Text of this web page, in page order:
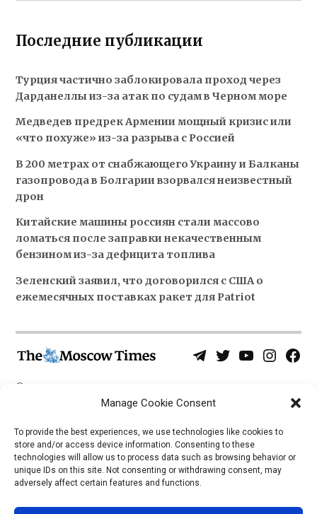
Manage Cookie Consent
To provide the best experiences, we use technologies like cookies to
store and/or access device information. Consenting to these
technologies will allow us to process data such as browsing behavior or
unique IDs on this site. Not consenting or withdrawing consent, may
adversely affect certain features and functions.
Последние публикации
Турция частично заблокировала проход через
Дарданеллы из-за атак по судам в Черном море
Медведев предрек Армении мощный кризис или
«что похуже» из-за разрыва с Россией
В 200 метрах от снабжающего Украину и Балканы
газопровода в Болгарии взорвался неизвестный
дрон
Китайские машины россиян стали массово
ломаться после заправки некачественным
бензином из-за дефицита топлива
Зеленский заявил, что договорился с США о
ежемесячных поставках ракет для Patriot
Telegram
TwitterYouTubeInstagram
О нас
Политика конфиденциальности
iOS
Android